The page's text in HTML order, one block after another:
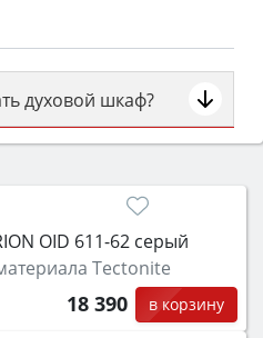
духовой шкаф?
с типом (газовый или
50–70 л для семьи,
самоочистка,
OID 611-62 серый
Tectonite
18 390 в корзину